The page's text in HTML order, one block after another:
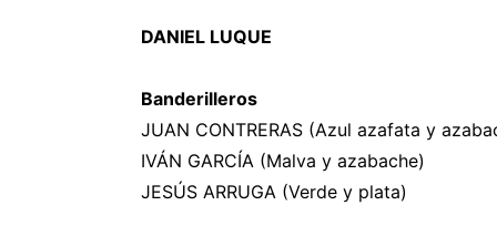
DANIEL LUQUE
Banderilleros
JUAN CONTRERAS (Azul azafata y
IVÁN GARCÍA (Malva y azabache)
JESÚS ARRUGA (Verde y plata)